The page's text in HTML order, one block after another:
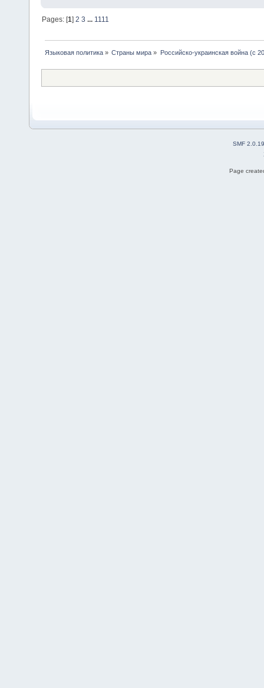
Pages: [1]2 3 ... 1111
Языковая политика» Страны мира » Российско-украинская война (с
SMF 2.0.19
Page